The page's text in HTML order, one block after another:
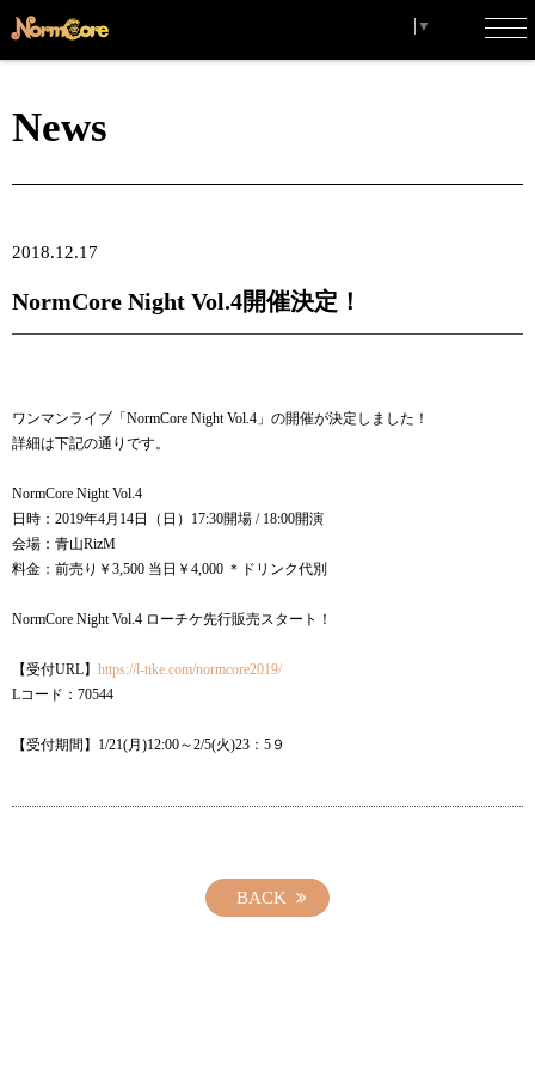
▼
News
2018.12.17
NormCore Night Vol.4開催決定！
ワンマンライブ「NormCore Night Vol.4」の開催が決定しました！
詳細は下記の通りです。
NormCore Night Vol.4
日時：2019年4月14日（日）17:30開場 / 18:00開演
会場：青山RizM
料金：前売り￥3,500 当日￥4,000 ＊ドリンク代別
NormCore Night Vol.4 ローチケ先行販売スタート！
【受付URL】 https://l-tike.com/normcore2019/
Lコード：70544
【受付期間】1/21(月)12:00～2/5(火)23：5９
BACK